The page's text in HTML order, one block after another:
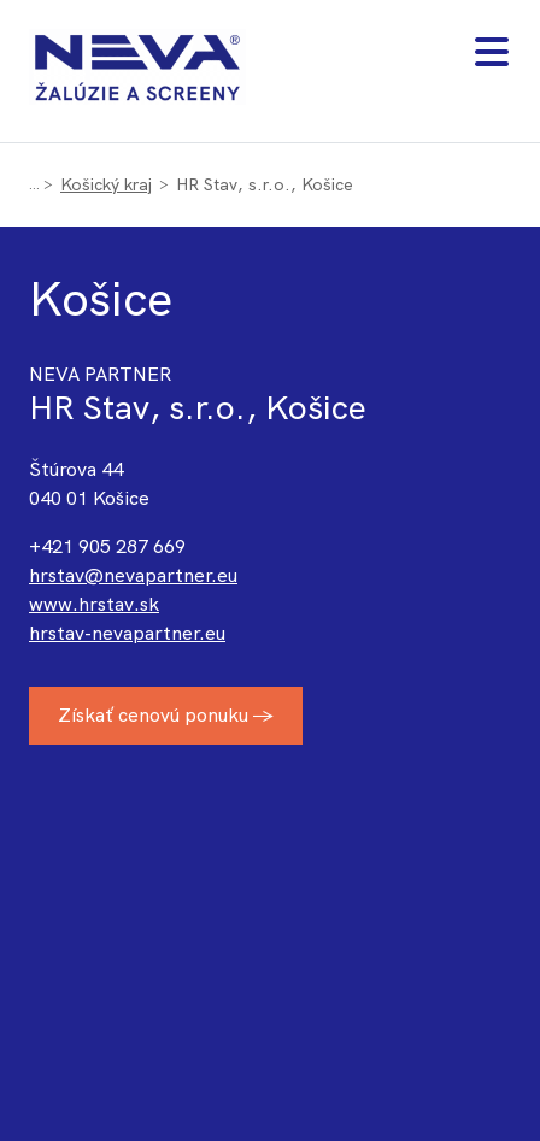
Košický kraj HR Stav, s.r.o., Košice
Košice
NEVA PARTNER
HR Stav, s.r.o., Košice
Štúrova 44
040 01 Košice
+421 905 287 669
hrstav@nevapartner.eu
www.hrstav.sk
hrstav-nevapartner.eu
Získať cenovú ponuku →